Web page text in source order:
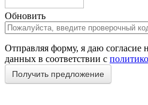
Обновить
Отправляя форму, я даю согласие
данных в соответствии с